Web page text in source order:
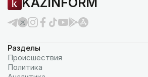
Разделы
Происшествия
Политика